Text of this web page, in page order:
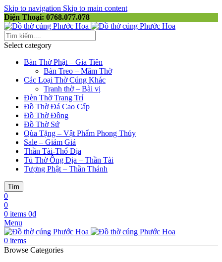
Skip to navigation Skip to main content
Điện Thoại: 0768.077.078
Select category
Bàn Thờ Phật – Gia Tiên
Bàn Treo – Mâm Thờ
Các Loại Thờ Cúng Khác
Tranh thờ – Bài vị
Đèn Thờ Trang Trí
Đồ Thờ Đá Cao Cấp
Đồ Thờ Đồng
Đồ Thờ Sứ
Qùa Tặng – Vật Phẩm Phong Thủy
Sale – Giảm Giá
Thần Tài-Thổ Địa
Tủ Thờ Ông Địa – Thần Tài
Tượng Phật – Thần Thánh
Tìm
0
0
0 items 0₫
Menu
0 items
Browse Categories